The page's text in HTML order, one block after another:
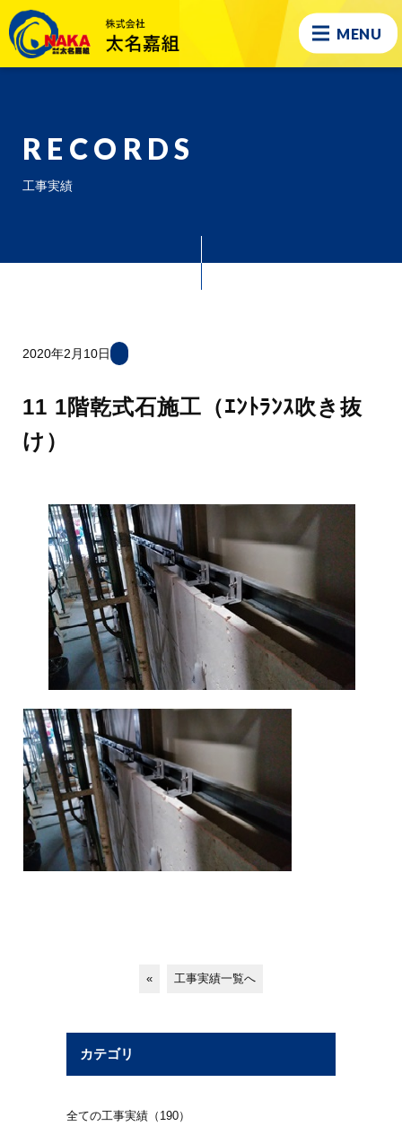
MENU
RECORDS
工事実績
2020年2月10日
11 1階乾式石施工（ｴﾝﾄﾗﾝｽ吹き抜
け）
« 工事実績一覧へ
カテゴリ
全ての工事実績（190）